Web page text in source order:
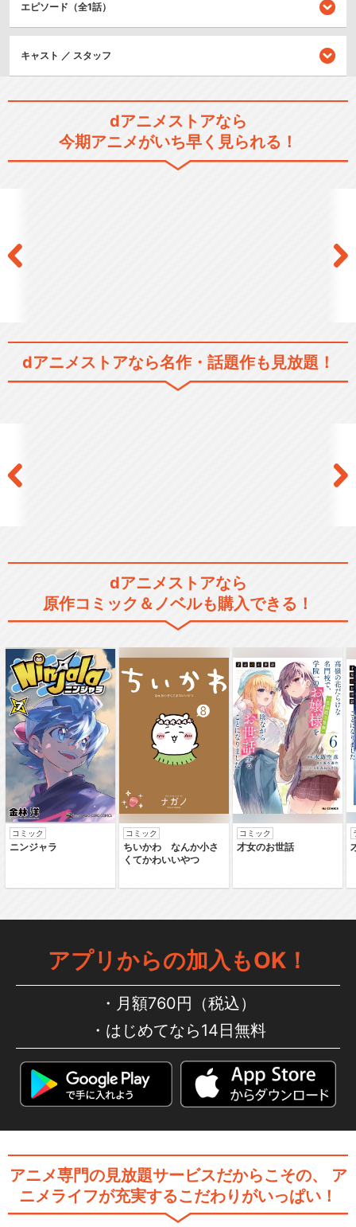
SF/ファンタジー
恋愛/ラブコメ
アクション/バトル
新妹魔王の契約者(テスタメン
ト)
エピソード（全1話）
キャスト ／ スタッフ
dアニメストアなら
今期アニメがいち早く見られる！
dアニメストアなら名作・話題作も見放題！
dアニメストアなら
原作コミック＆ノベルも購入できる！
コミック
ニンジャラ
コミック
ちいかわ なんか小さ
くてかわいいやつ
コミック
才女のお世話
アプリからの加入もOK！
月額760円（税込）
はじめてなら14日無料
アニメ専門の見放題サービスだからこその、
ア
ニメライフが充実するこだわりがいっぱい！